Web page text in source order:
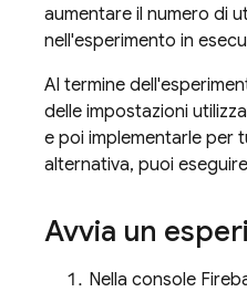
aumentare il numero di
nell'esperimento in
Al termine
delle impostazioni
e poi implementarle per
alternativa, puoi
Avvia un
Nella console